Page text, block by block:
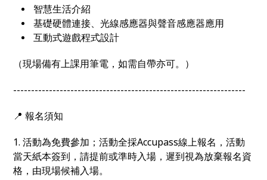
智慧生活介紹
基礎硬體連接、光線感應器與聲音感應器應用
互動式遊戲程式設計
（現場備有上課用筆電，如需自帶亦可。 ）
-----------------------------------------------------------------
📍 報名須知
1. 活動為免費參加；活動全採Accupass線上報名，活動
當天紙本簽到，請提前或準時入場，遲到視為放棄報名資
格，由現場候補入場。